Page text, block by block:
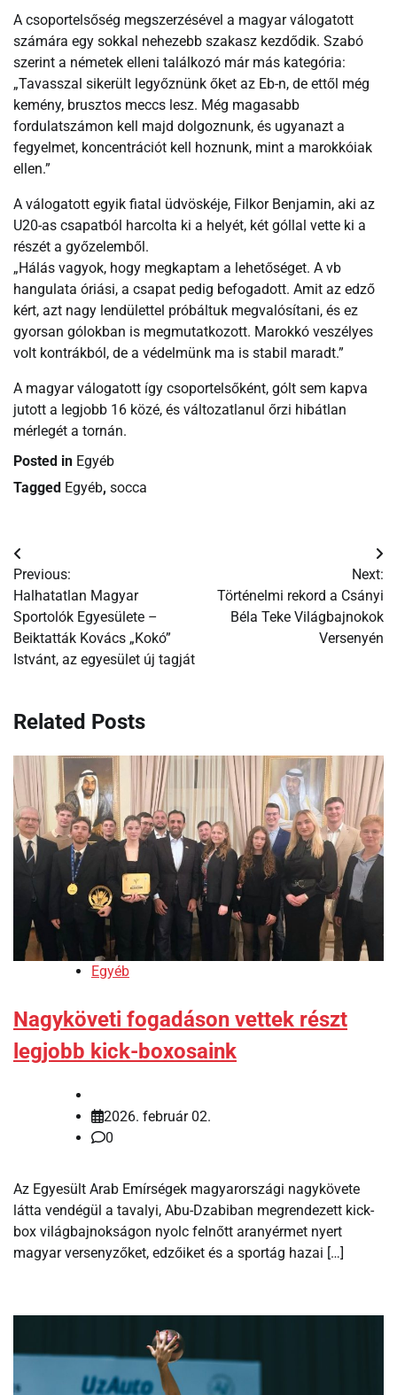
A csoportelsőség megszerzésével a magyar válogatott
számára egy sokkal nehezebb szakasz kezdődik. Szabó
szerint a németek elleni találkozó már más kategória:
„Tavasszal sikerült legyőznünk őket az Eb-n, de ettől még
kemény, brusztos meccs lesz. Még magasabb
fordulatszámon kell majd dolgoznunk, és ugyanazt a
fegyelmet, koncentrációt kell hoznunk, mint a marokkóiak
ellen.”
A válogatott egyik fiatal üdvöskéje, Filkor Benjamin, aki az
U20-as csapatból harcolta ki a helyét, két góllal vette ki a
részét a győzelemből.
„Hálás vagyok, hogy megkaptam a lehetőséget. A vb
hangulata óriási, a csapat pedig befogadott. Amit az edző
kért, azt nagy lendülettel próbáltuk megvalósítani, és ez
gyorsan gólokban is megmutatkozott. Marokkó veszélyes
volt kontrákból, de a védelmünk ma is stabil maradt.”
A magyar válogatott így csoportelsőként, gólt sem kapva
jutott a legjobb 16 közé, és változatlanul őrzi hibátlan
mérlegét a tornán.
Posted in Egyéb
Tagged Egyéb, socca
Bejegyzés
navigáció
Previous:
Halhatatlan Magyar
Sportolók Egyesülete –
Beiktatták Kovács „Kokó”
Istvánt, az egyesület új tagját
Next:
Történelmi rekord a Csányi
Béla Teke Világbajnokok
Versenyén
Related Posts
Egyéb
Nagyköveti fogadáson vettek részt
legjobb kick-boxosaink
2026. február 02.
0
Az Egyesült Arab Emírségek magyarországi nagykövete
látta vendégül a tavalyi, Abu-Dzabiban megrendezett kick-
box világbajnokságon nyolc felnőtt aranyérmet nyert
magyar versenyzőket, edzőiket és a sportág hazai […]